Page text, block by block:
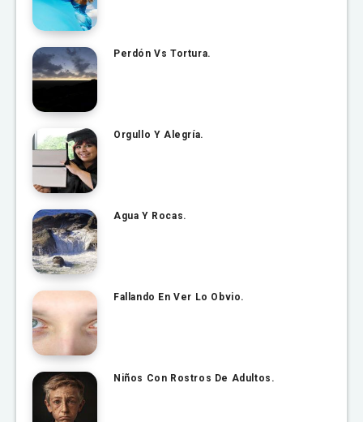
Perdón Vs Tortura.
Orgullo Y Alegría.
Agua Y Rocas.
Fallando En Ver Lo Obvio.
Niños Con Rostros De Adultos.